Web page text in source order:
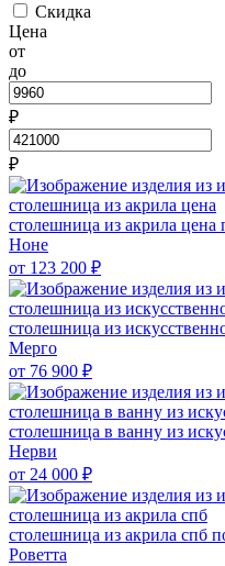
Скидка
Цена
от
до
₽
₽
столешница из акрила цена
Ноне
от 123 200 ₽
столешница из
Мерго
от 76 900 ₽
столешница в ванну из
Нерви
от 24 000 ₽
столешница из акрила спб
Роветта